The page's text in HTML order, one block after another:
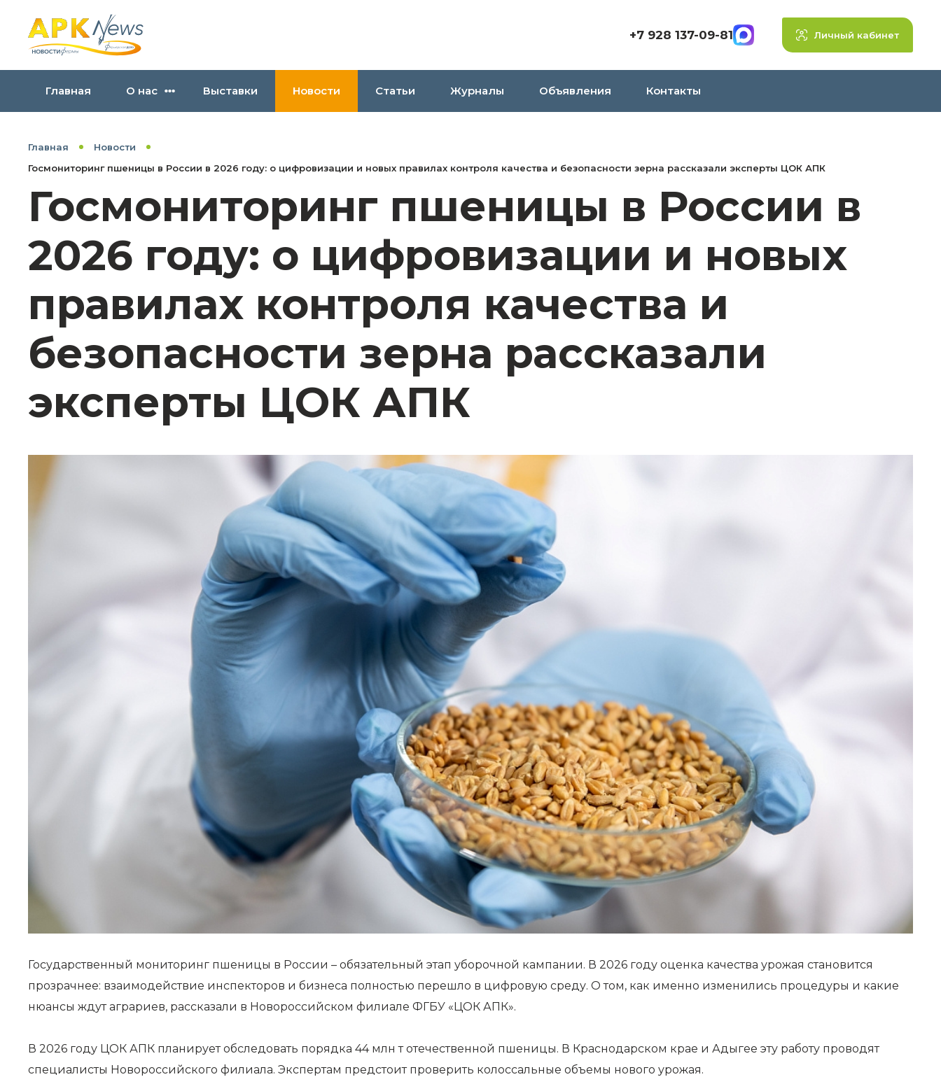
+7 928 137-09-81 Личный кабинет
Главная О нас Выставки Новости Статьи Журналы Объявления Контакты
Главная
Новости
Госмониторинг пшеницы в России в 2026 году: о цифровизации и новых правилах контроля качества и безопасности зерна рассказали эксперты ЦОК АПК
Госмониторинг пшеницы в России в
2026 году: о цифровизации и новых
правилах контроля качества и
безопасности зерна рассказали
эксперты ЦОК АПК
Государственный мониторинг пшеницы в России – обязательный этап уборочной кампании. В 2026 году оценка качества урожая становится
прозрачнее: взаимодействие инспекторов и бизнеса полностью перешло в цифровую среду. О том, как именно изменились процедуры и какие
нюансы ждут аграриев, рассказали в Новороссийском филиале ФГБУ «ЦОК АПК».
В 2026 году ЦОК АПК планирует обследовать порядка 44 млн т отечественной пшеницы. В Краснодарском крае и Адыгее эту работу проводят
специалисты Новороссийского филиала. Экспертам предстоит проверить колоссальные объемы нового урожая.